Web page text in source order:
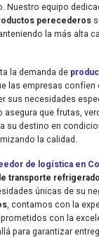
Nuestro equipo
perecederos
la más alta
la demanda de
las empresas confíen
sus necesidades
asegura que frutas,
su destino en
la calidad.
de logística en
transporte refrigerado
únicas de su
, contamos con la
con la
para garantizar